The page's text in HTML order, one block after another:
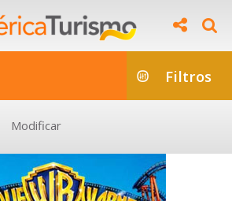
Filtros
Modificar